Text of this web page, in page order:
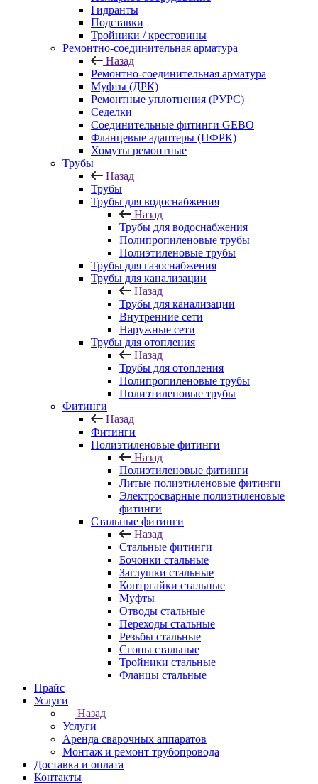
Гидранты
Подставки
Тройники / крестовины
Ремонтно-соединительная арматура
Назад
Ремонтно-соединительная арматура
Муфты (ДРК)
Ремонтные уплотнения (РУРС)
Седелки
Соединительные фитинги GEBO
Фланцевые адаптеры (ПФРК)
Хомуты ремонтные
Трубы
Назад
Трубы
Трубы для водоснабжения
Назад
Трубы для водоснабжения
Полипропиленовые трубы
Полиэтиленовые трубы
Трубы для газоснабжения
Трубы для канализации
Назад
Трубы для канализации
Внутренние сети
Наружные сети
Трубы для отопления
Назад
Трубы для отопления
Полипропиленовые трубы
Полиэтиленовые трубы
Фитинги
Назад
Фитинги
Полиэтиленовые фитинги
Назад
Полиэтиленовые фитинги
Литые полиэтиленовые фитинги
Электросварные полиэтиленовые
фитинги
Стальные фитинги
Назад
Стальные фитинги
Бочонки стальные
Заглушки стальные
Контргайки стальные
Муфты
Отводы стальные
Переходы стальные
Резьбы стальные
Сгоны стальные
Тройники стальные
Фланцы стальные
Прайс
Услуги
Назад
Услуги
Аренда сварочных аппаратов
Монтаж и ремонт трубопровода
Доставка и оплата
Контакты